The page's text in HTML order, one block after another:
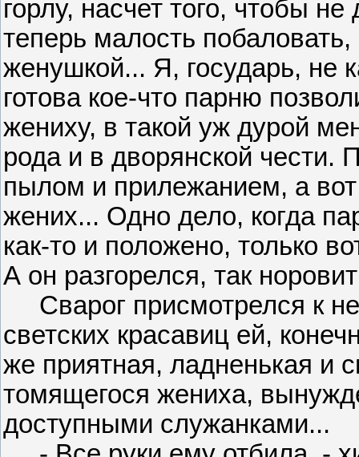
горлу, насчет того, чтобы
теперь малость
женушкой... Я, государь, не
готова кое-что парню
жениху, в такой уж дурой
рода и в дворянской
пылом и прилежанием, а вот
жених... Одно дело, когда
как-то и положено, только
А он разгорелся, так
Сварог присмотрелся к
светских красавиц ей,
же приятная, ладненькая и
томящегося жениха,
доступными служанками...